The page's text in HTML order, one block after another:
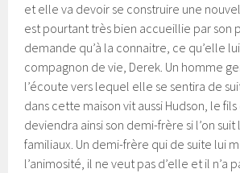
et elle va devoir se construire une
est pourtant très bien accueillie par son
demande qu’à la connaitre, ce qu’elle
compagnon de vie, Derek. Un homme
l’écoute vers lequel elle se sentira de
dans cette maison vit aussi Hudson, le
deviendra ainsi son demi-frère si l’on suit
familiaux. Un demi-frère qui de suite lui
l’animosité, il ne veut pas d’elle et il n’a